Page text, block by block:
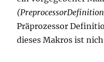
Präprozessor
dieses Makros ist